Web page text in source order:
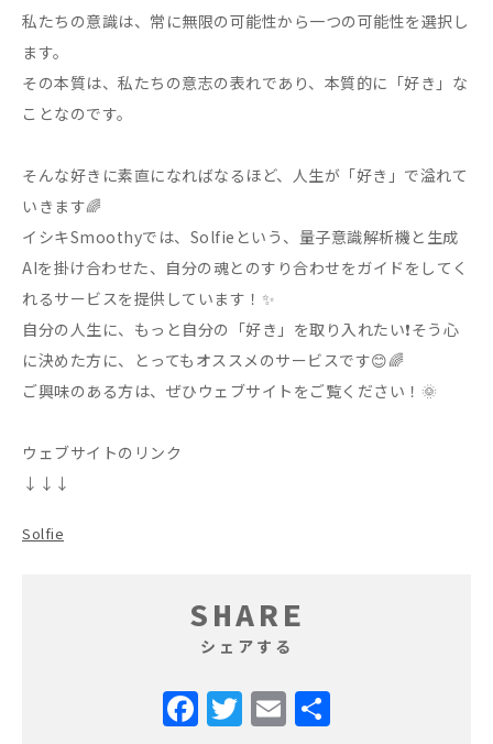
私たちの意識は、常に無限の可能性から一つの可能性を選択し
ます。
その本質は、私たちの意志の表れであり、本質的に「好き」な
ことなのです。
そんな好きに素直になればなるほど、人生が「好き」で溢れて
いきます🌈
イシキSmoothyでは、Solfieという、量子意識解析機と生成
AIを掛け合わせた、自分の魂とのすり合わせをガイドをしてく
れるサービスを提供しています！✨
自分の人生に、もっと自分の「好き」を取り入れたい❗️そう心
に決めた方に、とってもオススメのサービスです😊🌈
ご興味のある方は、ぜひウェブサイトをご覧ください！🌞
ウェブサイトのリンク
↓↓↓
Solfie
SHARE
シェアする
Facebook
Twitter
Email